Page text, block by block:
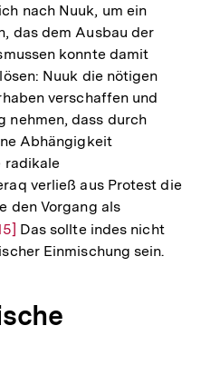
nach Nuuk, um ein
das dem Ausbau der
konnte damit
Nuuk die nötigen
verschaffen und
nehmen, dass durch
Abhängigkeit
radikale
verließ aus Protest die
den Vorgang als
Das sollte indes nicht
Einmischung sein.